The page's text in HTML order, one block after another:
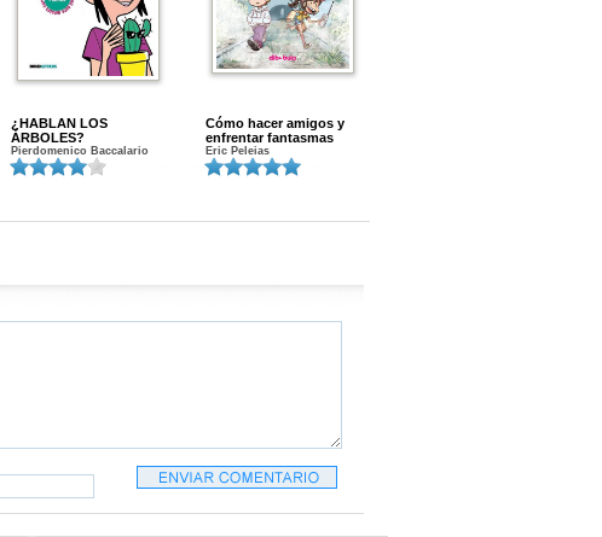
¿HABLAN LOS
ÁRBOLES?
Pierdomenico Baccalario
Cómo hacer amigos y
enfrentar fantasmas
Eric Peleias